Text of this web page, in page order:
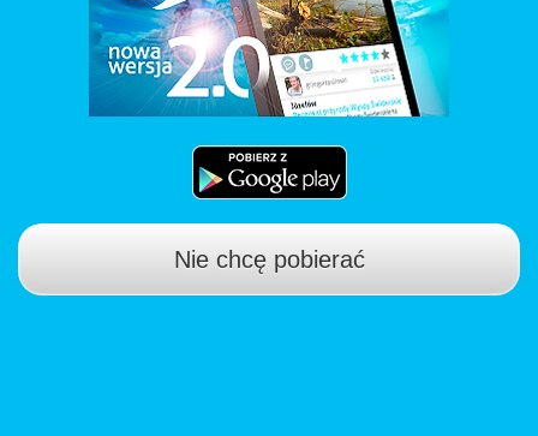
Nie chcę pobierać